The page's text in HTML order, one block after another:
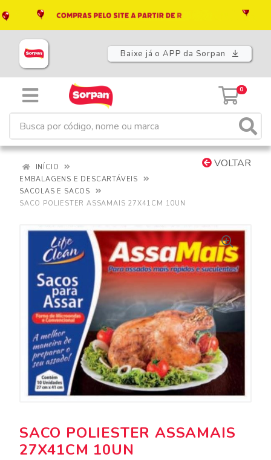
Baixe já o APP da Sorpan
0
VOLTAR
INÍCIO
EMBALAGENS E DESCARTÁVEIS
SACOLAS E SACOS
SACO POLIESTER ASSAMAIS 27X41CM 10UN
SACO POLIESTER ASSAMAIS
27X41CM 10UN